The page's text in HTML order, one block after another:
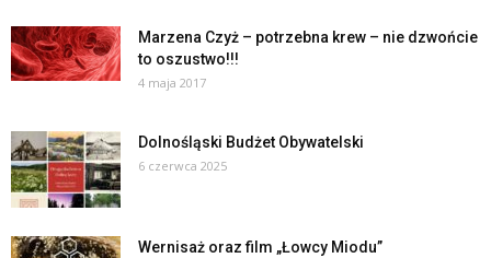
Marzena Czyż – potrzebna krew – nie dzwońcie
to oszustwo!!!
4 maja 2017
Dolnośląski Budżet Obywatelski
6 czerwca 2025
Wernisaż oraz film „Łowcy Miodu”